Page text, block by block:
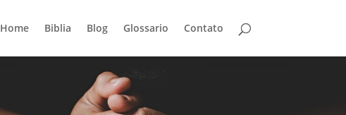
Home Biblia Blog Glossario Contato